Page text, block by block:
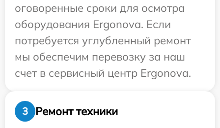
оговоренные сроки для осмотра
оборудования Ergonova. Если
потребуется углубленный ремонт
мы обеспечим перевозку за наш
счет в сервисный центр Ergonova.
3
Ремонт техники